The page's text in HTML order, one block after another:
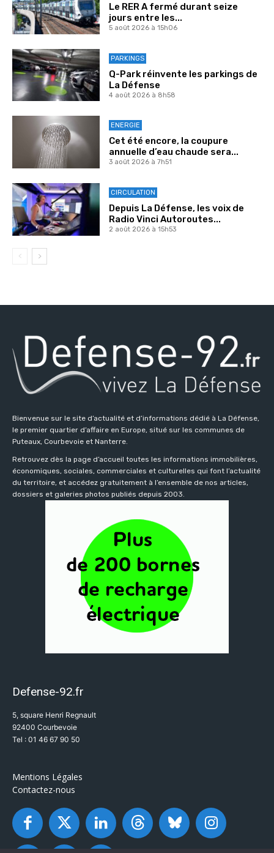
Le RER A fermé durant seize
jours entre les...
5 août 2026 à 15h06
PARKINGS
Q-Park réinvente les parkings de
La Défense
4 août 2026 à 8h58
ENERGIE
Cet été encore, la coupure
annuelle d’eau chaude sera...
3 août 2026 à 7h51
CIRCULATION
Depuis La Défense, les voix de
Radio Vinci Autoroutes...
2 août 2026 à 15h53
Bienvenue sur le site d’actualité et d’informations dédié à La Défense,
le premier quartier d’affaire en Europe, situé sur les communes de
Puteaux, Courbevoie et Nanterre.
Retrouvez dès la page d’accueil toutes les informations immobilières,
économiques, sociales, commerciales et culturelles qui font l’actualité
du territoire, et accédez gratuitement à l’ensemble de nos articles,
dossiers et galeries photos publiés depuis 2003.
Defense-92.fr
5, square Henri Regnault
92400 Courbevoie
Tel : 01 46 67 90 50
Mentions Légales
Contactez-nous